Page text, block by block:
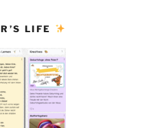
LIFE